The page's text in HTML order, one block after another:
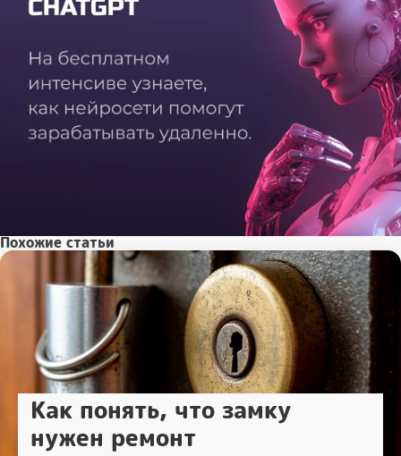
Похожие статьи
Как понять, что замку
нужен ремонт